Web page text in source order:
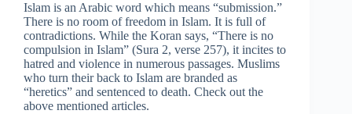
Islam is an Arabic word which means “submission.”
There is no room of freedom in Islam. It is full of
contradictions. While the Koran says, “There is no
compulsion in Islam” (Sura 2, verse 257), it incites to
hatred and violence in numerous passages. Muslims
who turn their back to Islam are branded as
“heretics” and sentenced to death. Check out the
above mentioned articles.